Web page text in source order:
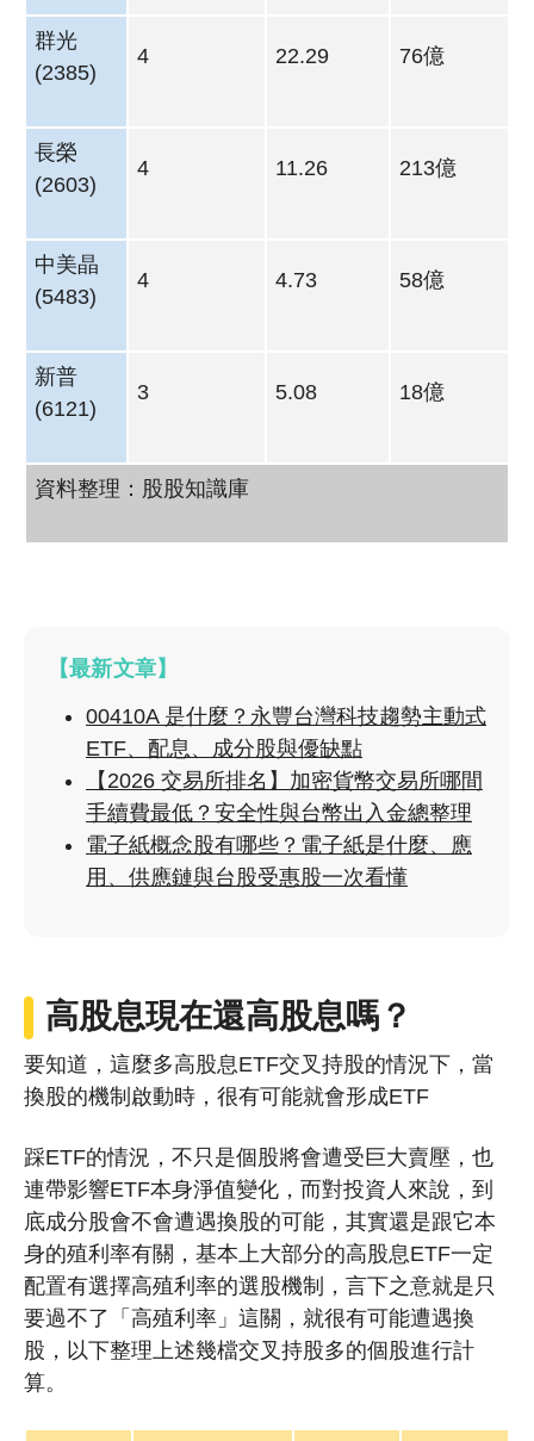
群光
(2385)
4 22.29 76億
長榮
(2603)
4 11.26 213億
中美晶
(5483)
4 4.73 58億
新普
(6121)
3 5.08 18億
資料整理：股股知識庫
【最新文章】
00410A 是什麼？永豐台灣科技趨勢主動式
ETF、配息、成分股與優缺點
【2026 交易所排名】加密貨幣交易所哪間
手續費最低？安全性與台幣出入金總整理
電子紙概念股有哪些？電子紙是什麼、應
用、供應鏈與台股受惠股一次看懂
高股息現在還高股息嗎？
要知道，這麼多高股息ETF交叉持股的情況下，當
換股的機制啟動時，很有可能就會形成ETF
踩ETF的情況，不只是個股將會遭受巨大賣壓，也
連帶影響ETF本身淨值變化，而對投資人來說，到
底成分股會不會遭遇換股的可能，其實還是跟它本
身的殖利率有關，基本上大部分的高股息ETF一定
配置有選擇高殖利率的選股機制，言下之意就是只
要過不了「高殖利率」這關，就很有可能遭遇換
股，以下整理上述幾檔交叉持股多的個股進行計
算。